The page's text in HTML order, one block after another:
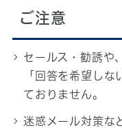
ご注意
セールス・勧誘や
「回答を希望し
ておりません。
迷惑メール対策な